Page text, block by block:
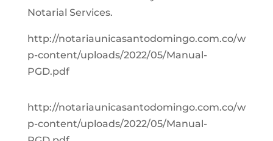
Notarial Services.
http://notariaunicasantodomingo.com.co/w
p-content/uploads/2022/05/Manual-
PGD.pdf
http://notariaunicasantodomingo.com.co/w
p-content/uploads/2022/05/Manual-